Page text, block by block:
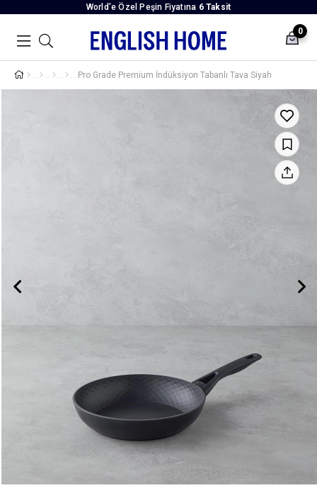
World’e Özel Peşin Fiyatına 6 Taksit
0
Pro Grade Premium İndüksiyon Tabanlı Tava Siyah